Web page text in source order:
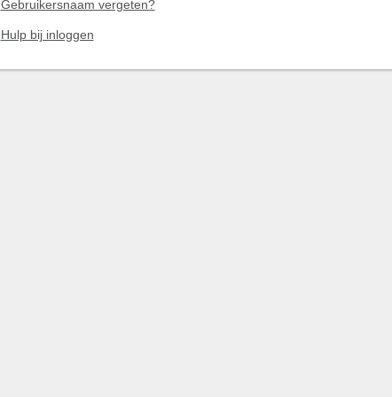
Gebruikersnaam vergeten?
Hulp bij inloggen